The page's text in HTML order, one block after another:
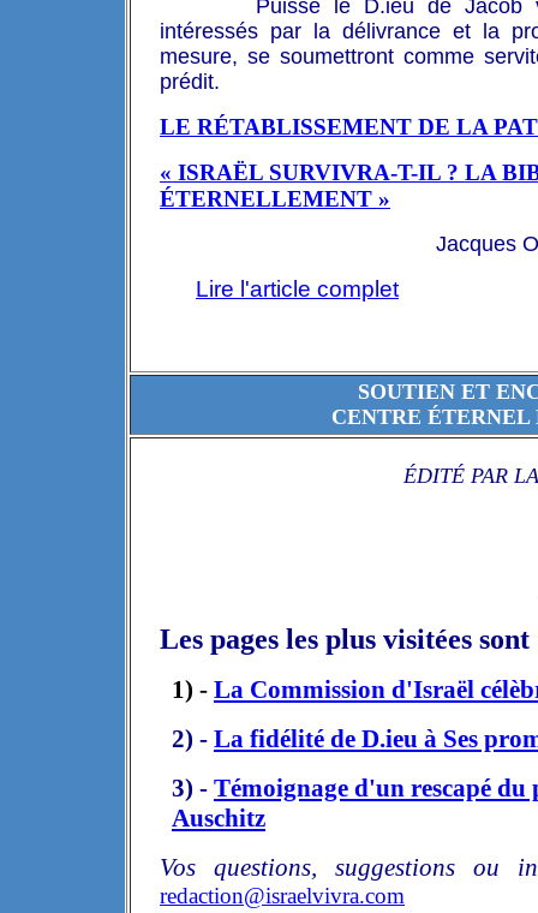
Puisse le D.ieu de
intéressés par la délivrance et la
mesure, se soumettront comme
prédit.
LE RÉTABLISSEMENT DE LA
« ISRAËL SURVIVRA-T-IL ? LA
ÉTERNELLEMENT »
Jacques
Lire l'article complet
SOUTIEN ET
CENTRE
ÉDITÉ PAR
Les pages les plus visitées sont
1) - La Commission d'Israël
2) - La fidélité de D.ieu à Ses
3) - Témoignage d'un rescapé
Auschitz
Vos questions, suggestions ou
redaction@israelvivra.com